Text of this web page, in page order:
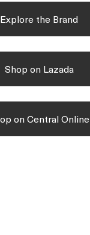
Explore the Brand
Shop on Lazada
on Central Online